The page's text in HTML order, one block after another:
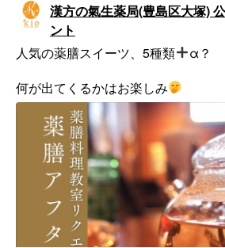
漢方の氣生薬局(豊島区大塚)
ント
人気の薬膳スイーツ、5種類
α？
何が出てくるかはお楽しみ